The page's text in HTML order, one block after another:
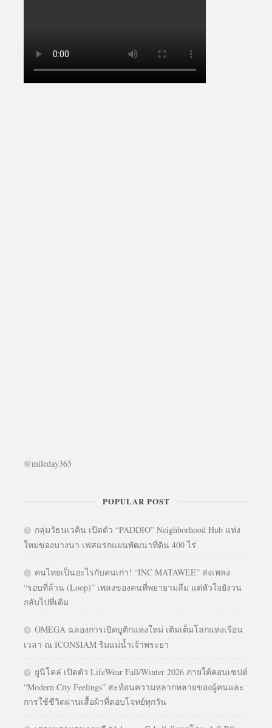
@mileday365
POPULAR POST
กลุ่มวัธนเวคิน เปิดตัว “PADDIO” Neighborhood Hub แห่ง
ใหม่ของบางนา เฟสแรกแผนพัฒนาที่ดิน 400 ไร่
คนไทยเป็นอะไรกับคนเก่า! “INC MATAWEE” ส่งเพลง
“รอบที่ล้าน (Loop)” เพลงของคนที่พยายามลืม แต่หัวใจยังวน
กลับไปที่เดิม
OMEGA ฉลองการเปิดบูติกแห่งใหม่ เติมเต็มโลกแห่งเรือน
เวลา ณ ICONSIAM ริมแม่น้ำเจ้าพระยา
ยูนิโคล่ เปิดตัว LifeWear Fall/Winter 2026 ภายใต้คอนเซปต์
“Modern City Feelings” สะท้อนความหลากหลายของผู้คนและ
การใช้ชีวิตผ่านเสื้อผ้าที่ตอบโจทย์ทุกวัน